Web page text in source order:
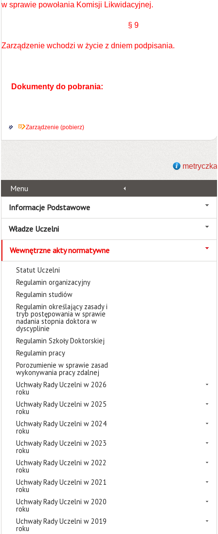
w sprawie powołania Komisji Likwidacyjnej.
§ 9
Zarządzenie wchodzi w życie z dniem podpisania.
Dokumenty do pobrania:
Zarządzenie (pobierz)
metryczka
Menu
Informacje Podstawowe
Władze Uczelni
Wewnętrzne akty normatywne
Statut Uczelni
Regulamin organizacyjny
Regulamin studiów
Regulamin określający zasady i
tryb postępowania w sprawie
nadania stopnia doktora w
dyscyplinie
Regulamin Szkoły Doktorskiej
Regulamin pracy
Porozumienie w sprawie zasad
wykonywania pracy zdalnej
Uchwały Rady Uczelni w 2026
roku
Uchwały Rady Uczelni w 2025
roku
Uchwały Rady Uczelni w 2024
roku
Uchwały Rady Uczelni w 2023
roku
Uchwały Rady Uczelni w 2022
roku
Uchwały Rady Uczelni w 2021
roku
Uchwały Rady Uczelni w 2020
roku
Uchwały Rady Uczelni w 2019
roku